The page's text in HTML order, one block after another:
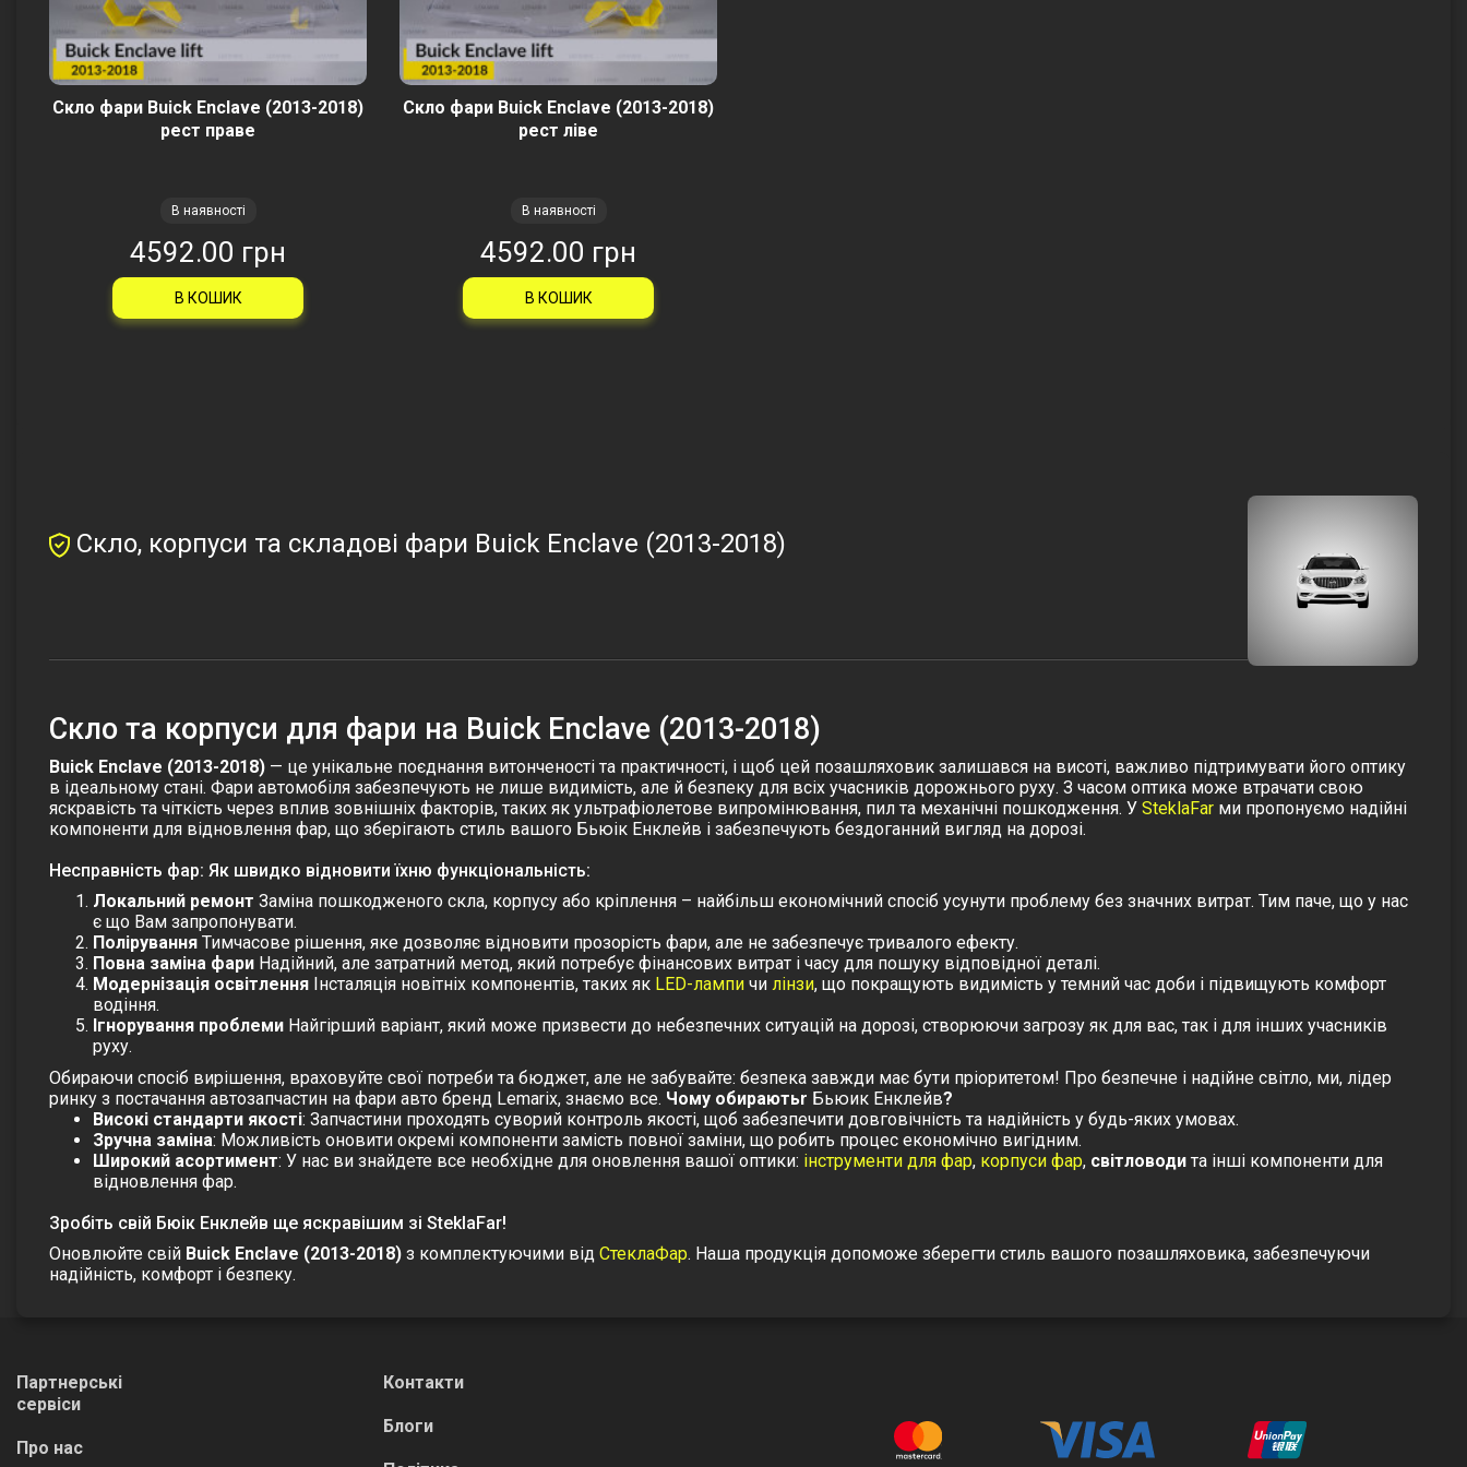
Скло фари Buick Enclave (2013-2018)
рест праве
В наявності
4592.00 грн
В КОШИК
Скло фари Buick Enclave (2013-2018)
рест ліве
В наявності
4592.00 грн
В КОШИК
Скло, корпуси та складові фари Buick Enclave (2013-2018)
Cкло та корпуси для фари на Buick Enclave (2013-2018)
Buick Enclave (2013-2018) — це унікальне поєднання витонченості та практичності, і щоб цей позашляховик залишався на висоті, важливо підтримувати його оптику
в ідеальному стані. Фари автомобіля забезпечують не лише видимість, але й безпеку для всіх учасників дорожнього руху. З часом оптика може втрачати свою
яскравість та чіткість через вплив зовнішніх факторів, таких як ультрафіолетове випромінювання, пил та механічні пошкодження. У SteklaFar ми пропонуємо надійні
компоненти для відновлення фар, що зберігають стиль вашого Бьюік Енклейв і забезпечують бездоганний вигляд на дорозі.
Несправність фар: Як швидко відновити їхню функціональність:
Локальний ремонт Заміна пошкодженого скла, корпусу або кріплення – найбільш економічний спосіб усунути проблему без значних витрат. Тим паче, що у нас
є що Вам запропонувати.
Полірування Тимчасове рішення, яке дозволяє відновити прозорість фари, але не забезпечує тривалого ефекту.
Повна заміна фари Надійний, але затратний метод, який потребує фінансових витрат і часу для пошуку відповідної деталі.
Модернізація освітлення Інсталяція новітніх компонентів, таких як LED-лампи чи лінзи, що покращують видимість у темний час доби і підвищують комфорт
водіння.
Ігнорування проблеми Найгірший варіант, який може призвести до небезпечних ситуацій на дорозі, створюючи загрозу як для вас, так і для інших учасників
руху.
Обираючи спосіб вирішення, враховуйте свої потреби та бюджет, але не забувайте: безпека завжди має бути пріоритетом! Про безпечне і надійне світло, ми, лідер
ринку з постачання автозапчастин на фари авто бренд Lemarix, знаємо все. Чому обираютьr Бьюик Енклейв?
Високі стандарти якості: Запчастини проходять суворий контроль якості, щоб забезпечити довговічність та надійність у будь-яких умовах.
Зручна заміна: Можливість оновити окремі компоненти замість повної заміни, що робить процес економічно вигідним.
Широкий асортимент: У нас ви знайдете все необхідне для оновлення вашої оптики: інструменти для фар, корпуси фар, світловоди та інші компоненти для
відновлення фар.
Зробіть свій Бюік Енклейв ще яскравішим зі SteklaFar!
Оновлюйте свій Buick Enclave (2013-2018) з комплектуючими від СтеклаФар. Наша продукція допоможе зберегти стиль вашого позашляховика, забезпечуючи
надійність, комфорт і безпеку.
Партнерські
сервіси
Про нас
Контакти
Блоги